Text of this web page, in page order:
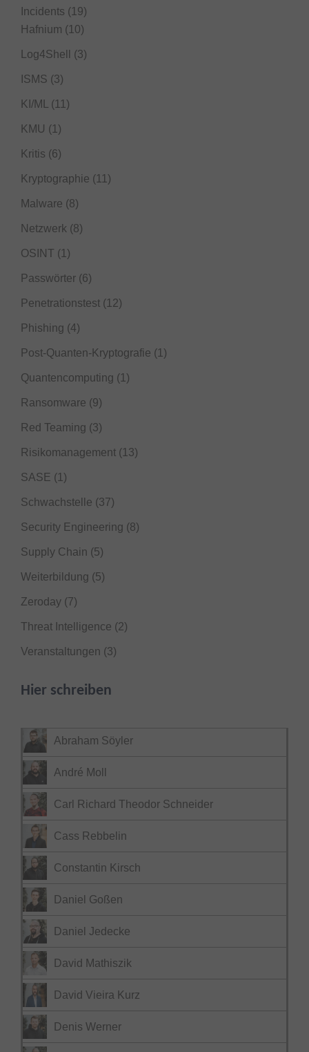
Incidents (19)
Hafnium (10)
Log4Shell (3)
ISMS (3)
KI/ML (11)
KMU (1)
Kritis (6)
Kryptographie (11)
Malware (8)
Netzwerk (8)
OSINT (1)
Passwörter (6)
Penetrationstest (12)
Phishing (4)
Post-Quanten-Kryptografie (1)
Quantencomputing (1)
Ransomware (9)
Red Teaming (3)
Risikomanagement (13)
SASE (1)
Schwachstelle (37)
Security Engineering (8)
Supply Chain (5)
Weiterbildung (5)
Zeroday (7)
Threat Intelligence (2)
Veranstaltungen (3)
Hier schreiben
Abraham Söyler
André Moll
Carl Richard Theodor Schneider
Cass Rebbelin
Constantin Kirsch
Daniel Goßen
Daniel Jedecke
David Mathiszik
David Vieira Kurz
Denis Werner